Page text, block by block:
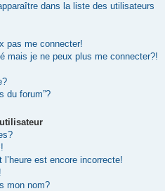
dans la liste des utilisateurs
pas me connecter!
mais je ne peux plus me connecter?!
du forum”?
est encore incorrecte!
mon nom?